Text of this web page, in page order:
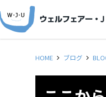
HOME ブログ